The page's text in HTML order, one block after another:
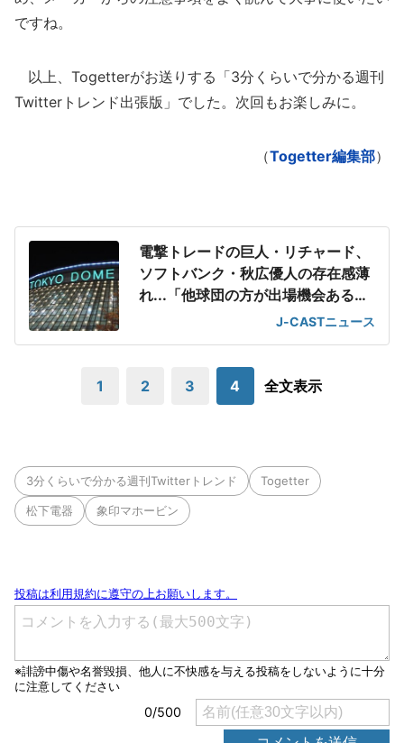
ですね。
以上、Togetterがお送りする「3分くらいで分かる週刊
Twitterトレンド出張版」でした。次回もお楽しみに。
（Togetter編集部）
電撃トレードの巨人・リチャード、
ソフトバンク・秋広優人の存在感薄
れ...「他球団の方が出場機会ある」
J-CASTニュース
1 2 3 4 全文表示
3分くらいで分かる週刊Twitterトレンド Togetter
松下電器 象印マホービン